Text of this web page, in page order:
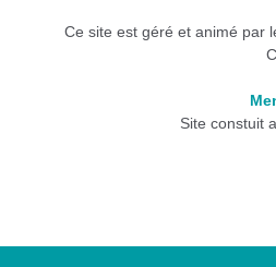
Ce site est géré et animé par
Site constuit